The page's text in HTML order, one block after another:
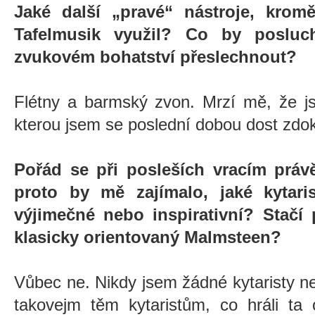
Jaké další „pravé“ nástroje,
Tafelmusik využil? Co by
zvukovém bohatství přeslechnout?
Flétny a barmský zvon. Mrzí mě, že
kterou jsem se poslední dobou dost
Pořád se při posleších vracím
proto by mě zajímalo, jaké
výjimečné nebo inspirativní?
klasicky orientovaný Malmsteen?
Vůbec ne. Nikdy jsem žádné kytaristy
takovejm těm kytaristům, co hráli ta